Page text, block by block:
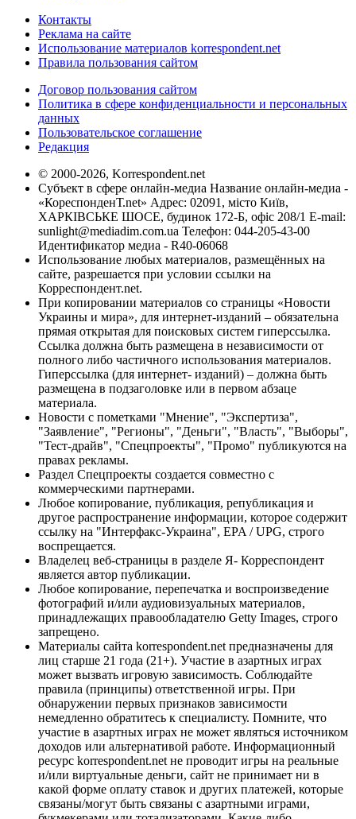
Контакты
Реклама на сайте
Использование материалов korrespondent.net
Правила пользования сайтом
Договор пользования сайтом
Политика в сфере конфиденциальности и персональных
данных
Пользовательское соглашение
Редакция
© 2000-2026, Korrespondent.net
Субъект в сфере онлайн-медиа Название онлайн-медиа -
«КореспонденТ.net» Адрес: 02091, місто Київ,
ХАРКІВСЬКЕ ШОСЕ, будинок 172-Б, офіс 208/1 E-mail:
sunlight@mediadim.com.ua Телефон: 044-205-43-00
Идентификатор медиа - R40-06068
Использование любых материалов, размещённых на
сайте, разрешается при условии ссылки на
Корреспондент.net.
При копировании материалов со страницы «Новости
Украины и мира», для интернет-изданий – обязательна
прямая открытая для поисковых систем гиперссылка.
Ссылка должна быть размещена в независимости от
полного либо частичного использования материалов.
Гиперссылка (для интернет- изданий) – должна быть
размещена в подзаголовке или в первом абзаце
материала.
Новости с пометками "Мнение", "Экспертиза",
"Заявление", "Регионы", "Деньги", "Власть", "Выборы",
"Тест-драйв", "Спецпроекты", "Промо" публикуются на
правах рекламы.
Раздел Спецпроекты создается совместно с
коммерческими партнерами.
Любое копирование, публикация, републикация и
другое распространение информации, которое содержит
ссылку на "Интерфакс-Украина", EPA / UPG, строго
воспрещается.
Владелец веб-страницы в разделе Я- Корреспондент
является автор публикации.
Любое копирование, перепечатка и воспроизведение
фотографий и/или аудиовизуальных материалов,
принадлежащих правообладателю Getty Images, строго
запрещено.
Материалы сайта korrespondent.net предназначены для
лиц старше 21 года (21+). Участие в азартных играх
может вызвать игровую зависимость. Соблюдайте
правила (принципы) ответственной игры. При
обнаружении первых признаков зависимости
немедленно обратитесь к специалисту. Помните, что
участие в азартных играх не может являться источником
доходов или альтернативой работе. Информационный
ресурс korrespondent.net не проводит игры на реальные
и/или виртуальные деньги, сайт не принимает ни в
какой форме оплату ставок и других платежей, которые
связаны/могут быть связаны с азартными играми,